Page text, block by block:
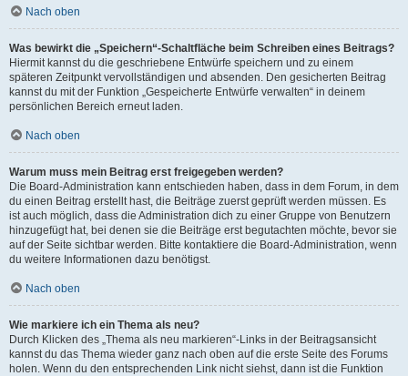
Nach oben
Was bewirkt die „Speichern“-Schaltfläche beim Schreiben eines Beitrags?
Hiermit kannst du die geschriebene Entwürfe speichern und zu einem
späteren Zeitpunkt vervollständigen und absenden. Den gesicherten Beitrag
kannst du mit der Funktion „Gespeicherte Entwürfe verwalten“ in deinem
persönlichen Bereich erneut laden.
Nach oben
Warum muss mein Beitrag erst freigegeben werden?
Die Board-Administration kann entschieden haben, dass in dem Forum, in dem
du einen Beitrag erstellt hast, die Beiträge zuerst geprüft werden müssen. Es
ist auch möglich, dass die Administration dich zu einer Gruppe von Benutzern
hinzugefügt hat, bei denen sie die Beiträge erst begutachten möchte, bevor sie
auf der Seite sichtbar werden. Bitte kontaktiere die Board-Administration, wenn
du weitere Informationen dazu benötigst.
Nach oben
Wie markiere ich ein Thema als neu?
Durch Klicken des „Thema als neu markieren“-Links in der Beitragsansicht
kannst du das Thema wieder ganz nach oben auf die erste Seite des Forums
holen. Wenn du den entsprechenden Link nicht siehst, dann ist die Funktion